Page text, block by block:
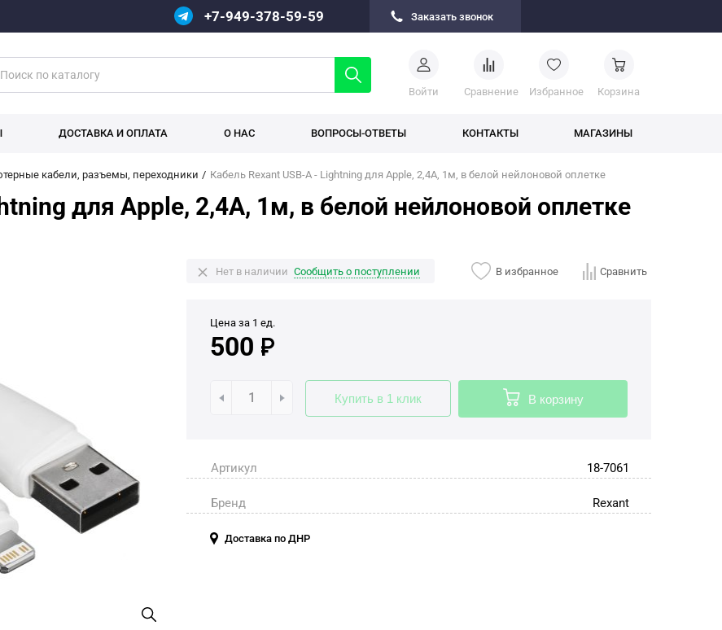
+7-949-378-59-59 Заказать звонок
Войти Cравнение Избранное Корзина
ДОСТАВКА И ОПЛАТА О НАС ВОПРОСЫ-ОТВЕТЫ КОНТАКТЫ МАГАЗИНЫ
кабели, разъемы, переходники Кабель Rexant USB-A - Lightning для Apple, 2,4А, 1м, в белой нейлоновой оплетке
для Apple, 2,4А, 1м, в белой нейлоновой оплетке
Нет в наличии Сообщить о поступлении В избранное Сравнить
Цена за 1 ед.
500
Купить в 1 клик В корзину
Артикул 18-7061
Бренд Rexant
Доставка по ДНР